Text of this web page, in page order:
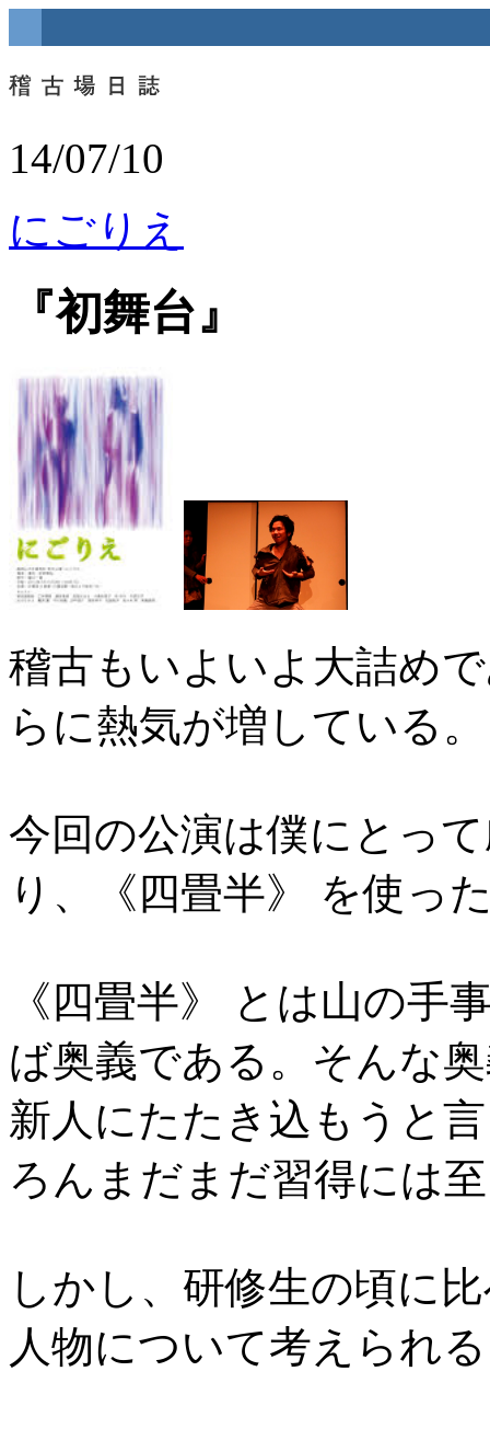
14/07/10
にごりえ
『初舞台』
稽古もいよいよ大詰め
らに熱気が増している。
今回の公演は僕にとっ
り、《四畳半》 を使っ
《四畳半》 とは山の手
ば奥義である。そんな
新人にたたき込もうと
ろんまだまだ習得には
しかし、研修生の頃に
人物について考えられ